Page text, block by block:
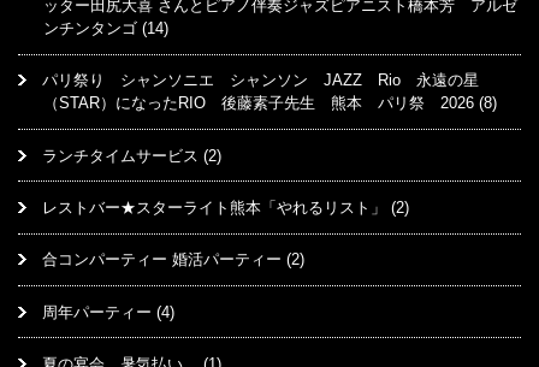
ッター田尻大喜 さんとピアノ伴奏ジャズピアニスト橋本芳 アルゼ
ンチンタンゴ (14)
パリ祭り シャンソニエ シャンソン JAZZ Rio 永遠の星
（STAR）になったRIO 後藤素子先生 熊本 パリ祭 2026 (8)
ランチタイムサービス (2)
レストバー★スターライト熊本「やれるリスト」 (2)
合コンパーティー 婚活パーティー (2)
周年パーティー (4)